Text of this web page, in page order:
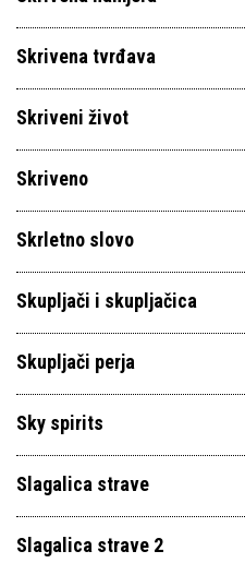
Skrivena tvrđava
Skriveni život
Skriveno
Skrletno slovo
Skupljači i skupljačica
Skupljači perja
Sky spirits
Slagalica strave
Slagalica strave 2